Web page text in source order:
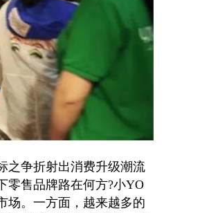
争折射出消费升级潮流
零售品牌路在何方?小YO
场。一方面，越来越多的